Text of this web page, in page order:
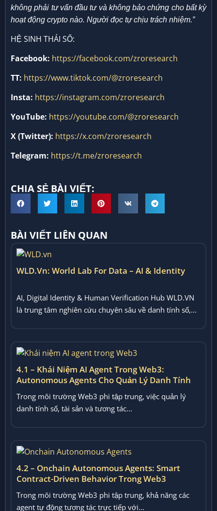
không phải tư vấn đầu tư và không bảo chứng cho bất kỳ
hoạt động crypto nào. Người đọc tự chịu trách nhiệm.”
HỆ SINH THÁI SỐ:
Facebook: https://facebook.com/zroresearch
TT: https://www.tiktok.com/@zroresearch
Insta: https://instagram.com/zroresearch
YouTube: https://youtube.com/@zroresearch
X (Twitter): https://x.com/zroresearch
Telegram: https://t.me/zroresearch
CHIA SẺ BÀI VIẾT:
BÀI VIẾT LIÊN QUAN
WLD.vn: World Lab For Data – AI & Identity
AI, Digital Identity & Human Verification Hub WLD.VN
là trung tâm nghiên cứu chuyên sâu về danh tính số,...
4.1 – Khái Niệm AI Agent Trong Web3:
Autonomous Agents Cho Quản Lý Danh Tính
Trong môi trường Web3 phi tập trung, việc quản lý
danh tính số, tài sản và tương tác...
4.2 – Onchain Autonomous Agents: Smart
Contract-Driven Behavior Trong Web3
Trong môi trường Web3 phi tập trung, khả năng các
agent tự động tương tác trực tiếp với...